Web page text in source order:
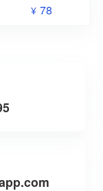
¥ 78